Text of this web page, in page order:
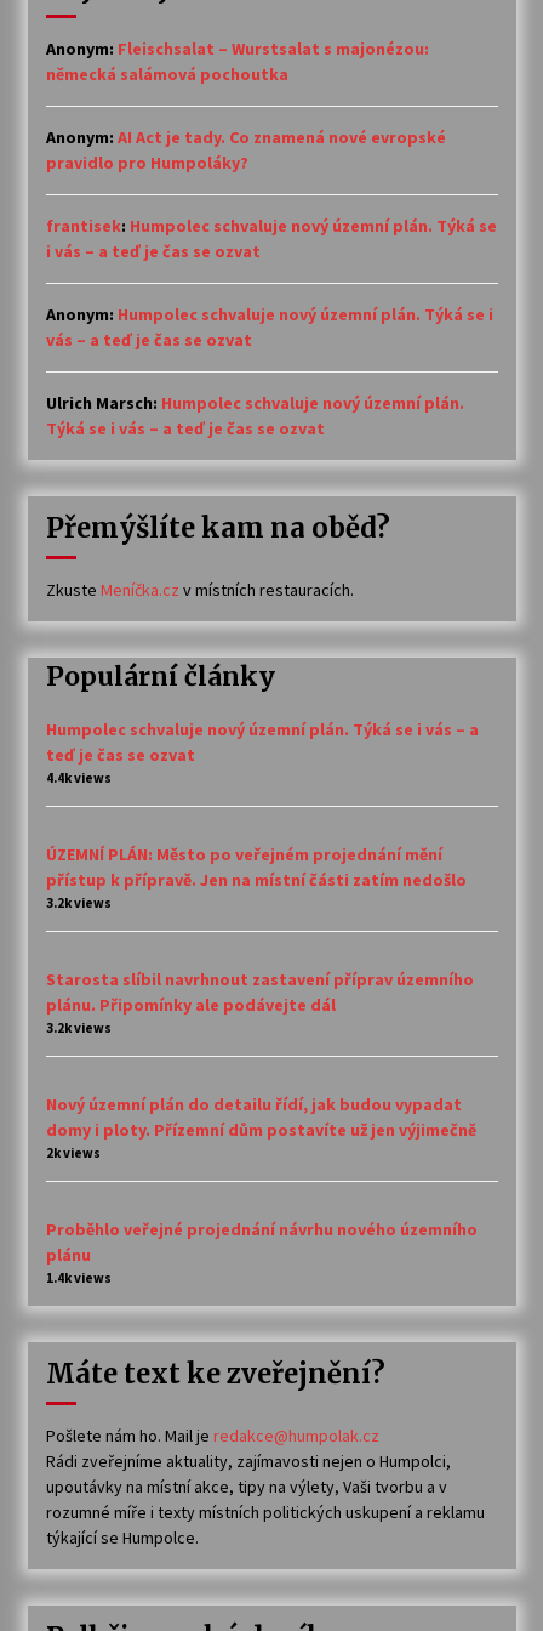
Anonym: Fleischsalat – Wurstsalat s majonézou:
německá salámová pochoutka
Anonym: AI Act je tady. Co znamená nové evropské
pravidlo pro Humpoláky?
frantisek: Humpolec schvaluje nový územní plán. Týká se
i vás – a teď je čas se ozvat
Anonym: Humpolec schvaluje nový územní plán. Týká se i
vás – a teď je čas se ozvat
Ulrich Marsch: Humpolec schvaluje nový územní plán.
Týká se i vás – a teď je čas se ozvat
Přemýšlíte kam na oběd?
Zkuste Meníčka.cz v místních restauracích.
Populární články
Humpolec schvaluje nový územní plán. Týká se i vás – a
teď je čas se ozvat
4.4k views
ÚZEMNÍ PLÁN: Město po veřejném projednání mění
přístup k přípravě. Jen na místní části zatím nedošlo
3.2k views
Starosta slíbil navrhnout zastavení příprav územního
plánu. Připomínky ale podávejte dál
3.2k views
Nový územní plán do detailu řídí, jak budou vypadat
domy i ploty. Přízemní dům postavíte už jen výjimečně
2k views
Proběhlo veřejné projednání návrhu nového územního
plánu
1.4k views
Máte text ke zveřejnění?
Pošlete nám ho. Mail je redakce@humpolak.cz
Rádi zveřejníme aktuality, zajímavosti nejen o Humpolci,
upoutávky na místní akce, tipy na výlety, Vaši tvorbu a v
rozumné míře i texty místních politických uskupení a reklamu
týkající se Humpolce.